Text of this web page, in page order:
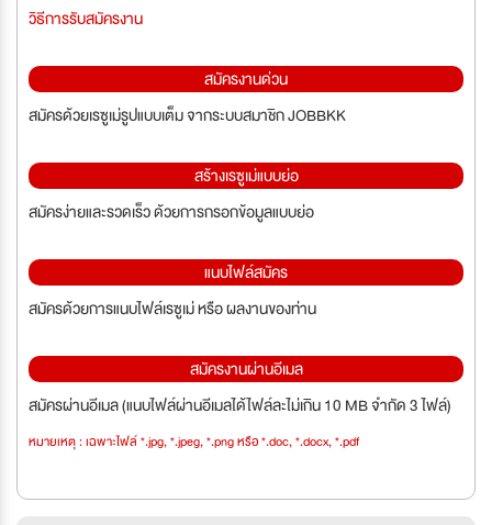
วิธีการรับสมัครงาน
สมัครงานด่วน
สมัครด้วยเรซูเม่รูปแบบเต็ม จากระบบสมาชิก JOBBKK
สร้างเรซูเม่แบบย่อ
สมัครง่ายและรวดเร็ว ด้วยการกรอกข้อมูลแบบย่อ
แนบไฟล์สมัคร
สมัครด้วยการแนบไฟล์เรซูเม่ หรือ ผลงานของท่าน
สมัครงานผ่านอีเมล
สมัครผ่านอีเมล (แนบไฟล์ผ่านอีเมลได้ไฟล์ละไม่เกิน 10 MB จำกัด 3 ไฟล์)
หมายเหตุ : เฉพาะไฟล์ *.jpg, *.jpeg, *.png หรือ *.doc, *.docx, *.pdf